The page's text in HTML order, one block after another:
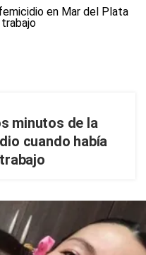
minutos de la
cuando había